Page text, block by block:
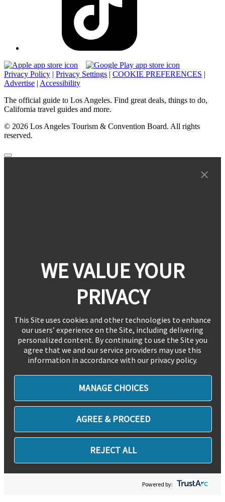
Privacy Policy | Privacy Settings | COOKIE PREFERENCES |
Advertise | Accessibility
The official guide to Los Angeles. Find great deals, things to do,
California travel guides and more.
© 2026 Los Angeles Tourism & Convention Board. All rights
reserved.
WE VALUE YOUR
PRIVACY
This Site uses cookies and other technologies to enhance
our users’ experience on the Site, including delivering
personalized content. By continuing to use the Site you
agree that we and our service providers may use this
information in accordance with our privacy policy.
MANAGE CHOICES
AGREE & PROCEED
REJECT ALL
Powered by: